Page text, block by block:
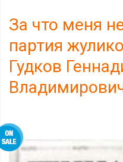
За что меня
партия
Гудков